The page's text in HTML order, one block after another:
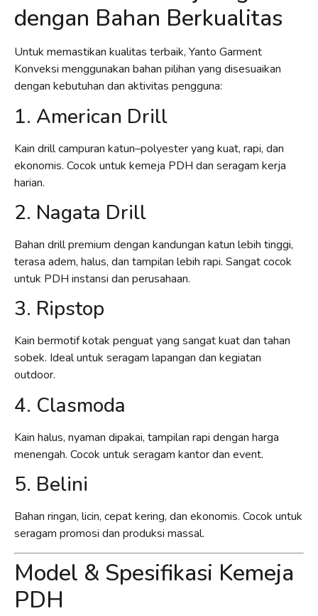
dengan Bahan Berkualitas
Untuk memastikan kualitas terbaik, Yanto Garment
Konveksi menggunakan bahan pilihan yang disesuaikan
dengan kebutuhan dan aktivitas pengguna:
1. American Drill
Kain drill campuran katun–polyester yang kuat, rapi, dan
ekonomis. Cocok untuk kemeja PDH dan seragam kerja
harian.
2. Nagata Drill
Bahan drill premium dengan kandungan katun lebih tinggi,
terasa adem, halus, dan tampilan lebih rapi. Sangat cocok
untuk PDH instansi dan perusahaan.
3. Ripstop
Kain bermotif kotak penguat yang sangat kuat dan tahan
sobek. Ideal untuk seragam lapangan dan kegiatan
outdoor.
4. Clasmoda
Kain halus, nyaman dipakai, tampilan rapi dengan harga
menengah. Cocok untuk seragam kantor dan event.
5. Belini
Bahan ringan, licin, cepat kering, dan ekonomis. Cocok untuk
seragam promosi dan produksi massal.
Model & Spesifikasi Kemeja
PDH